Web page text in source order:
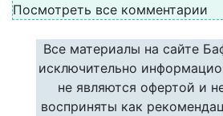
Посмотреть все комментарии
Все материалы на сайте
исключительно
не являются офертой и
восприняты как